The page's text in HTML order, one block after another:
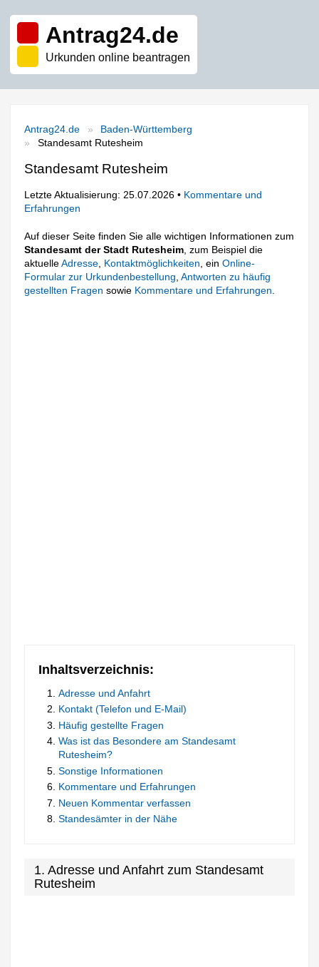
Antrag24.de
Urkunden online beantragen
Antrag24.de
Baden-Württemberg
Standesamt Rutesheim
Standesamt Rutesheim
Letzte Aktualisierung: 25.07.2026 • Kommentare und
Erfahrungen
Auf dieser Seite finden Sie alle wichtigen Informationen zum
Standesamt der Stadt Rutesheim , zum Beispiel die
aktuelleAdresse Kontaktmöglichkeiten , einOnline-
Formular zur Urkundenbestellung ,Antworten zu häufig
gestellten Fragen sowie Kommentare und Erfahrungen
Inhaltsverzeichnis:
Adresse und Anfahrt
Kontakt (Telefon und E-Mail)
Häufig gestellte Fragen
Was ist das Besondere am Standesamt
Rutesheim?
Sonstige Informationen
Kommentare und Erfahrungen
Neuen Kommentar verfassen
Standesämter in der Nähe
1. Adresse und Anfahrt zum Standesamt
Rutesheim